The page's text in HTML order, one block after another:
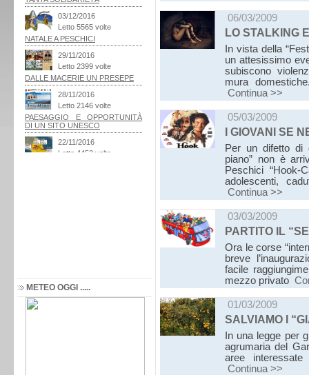
METEO OGGI .....
06/03/2009
LO STALKING
In vista della
un attesissimo
subiscono
mura
Continua >>
05/03/2009
I GIOVANI SE
Per un difetto di
piano” non è
Peschici “Hook-
adolescenti,
Continua >>
03/03/2009
PARTITO IL
Ora le corse
breve
facile
mezzo privato
01/03/2009
SALVIAMO I
In una legge per
agrumaria del
aree
Continua >>